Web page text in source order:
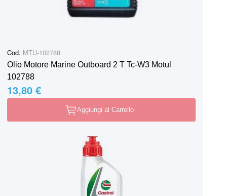
Cod. MTU-102788
Olio Motore Marine Outboard 2 T Tc-W3 Motul
102788
13,80 €
Aggiungi al Carrello